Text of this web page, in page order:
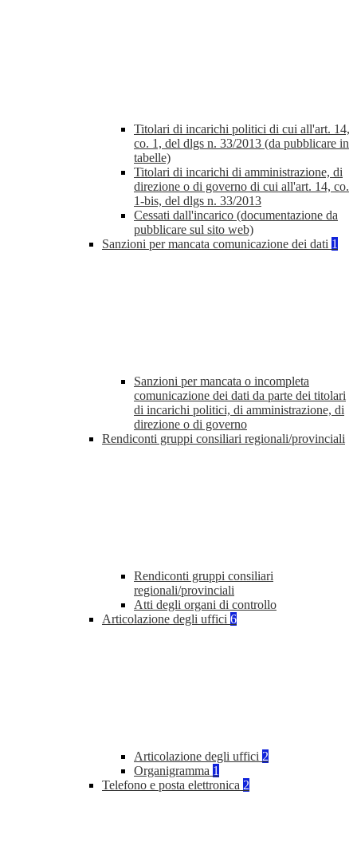
Titolari di incarichi politici di cui all'art. 14,
co. 1, del dlgs n. 33/2013 (da pubblicare in
tabelle)
Titolari di incarichi di amministrazione, di
direzione o di governo di cui all'art. 14, co.
1-bis, del dlgs n. 33/2013
Cessati dall'incarico (documentazione da
pubblicare sul sito web)
Sanzioni per mancata comunicazione dei dati 1
Sanzioni per mancata o incompleta
comunicazione dei dati da parte dei titolari
di incarichi politici, di amministrazione, di
direzione o di governo
Rendiconti gruppi consiliari regionali/provinciali
Rendiconti gruppi consiliari
regionali/provinciali
Atti degli organi di controllo
Articolazione degli uffici 6
Articolazione degli uffici 2
Organigramma 1
Telefono e posta elettronica 2